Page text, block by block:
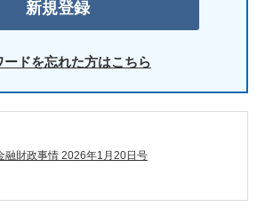
ードを忘れた方はこちら
融財政事情 2026年1月20日号